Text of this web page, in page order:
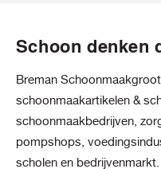
Schoon denken
Breman
schoonmaakartikelen &
schoonmaakbedrijven,
pompshops,
scholen en